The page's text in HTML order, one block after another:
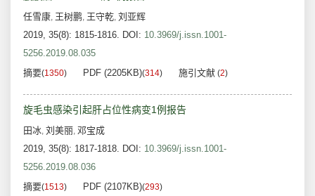
任雪康, 王树鹏, 王守乾, 刘亚辉
2019, 35(8): 1815-1816. DOI: 10.3969/j.issn.1001-
5256.2019.08.035
摘要(1350) PDF (2205KB)(314) 施引文献 (2)
旋毛虫感染引起肝占位性病变1例报告
田冰, 刘美丽, 邓宝成
2019, 35(8): 1817-1818. DOI: 10.3969/j.issn.1001-
5256.2019.08.036
摘要(1513) PDF (2107KB)(293)